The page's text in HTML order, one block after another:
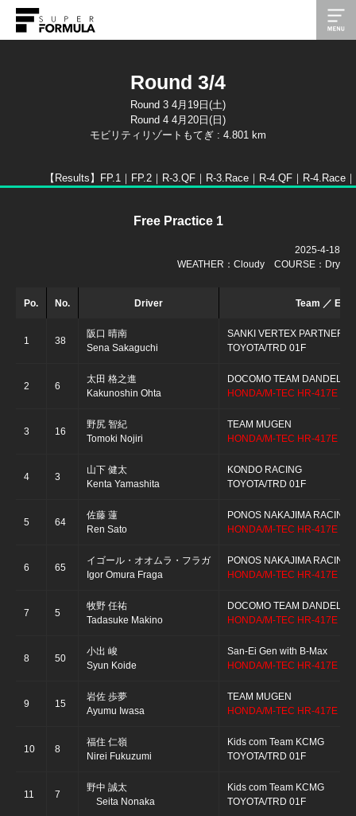
Round 3/4
Round 3 4月19日(土)
Round 4 4月20日(日)
モビリティリゾートもてぎ : 4.801 km
【Results】 FP.1｜ FP.2｜ R-3.QF｜ R-3.Race｜ R-4.QF｜ R-4.Race｜
Free Practice 1
2025-4-18
WEATHER：Cloudy COURSE：Dry
Po. No. Driver Team ／
1 38
阪口 晴南
Sena Sakaguchi
SANKI VERTEX PARTNERS
TOYOTA/TRD 01F
2 6
太田 格之進
Kakunoshin Ohta
DOCOMO TEAM
HONDA/M-TEC HR-417E
3 16
野尻 智紀
Tomoki Nojiri
TEAM MUGEN
HONDA/M-TEC HR-417E
4 3
山下 健太
Kenta Yamashita
KONDO RACING
TOYOTA/TRD 01F
5 64
佐藤 蓮
Ren Sato
PONOS NAKAJIMA RACING
HONDA/M-TEC HR-417E
6 65
イゴール・オオムラ・フラガ
Igor Omura Fraga
PONOS NAKAJIMA RACING
HONDA/M-TEC HR-417E
7 5
牧野 任祐
Tadasuke Makino
DOCOMO TEAM
HONDA/M-TEC HR-417E
8 50
小出 峻
Syun Koide
San-Ei Gen with B-Max
HONDA/M-TEC HR-417E
9 15
岩佐 歩夢
Ayumu Iwasa
TEAM MUGEN
HONDA/M-TEC HR-417E
10 8
福住 仁嶺
Nirei Fukuzumi
Kids com Team KCMG
TOYOTA/TRD 01F
11 7
野中 誠太
Seita Nonaka
Kids com Team KCMG
TOYOTA/TRD 01F